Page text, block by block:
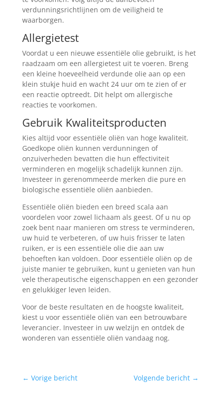
verdunningsrichtlijnen om de veiligheid te
waarborgen.
Allergietest
Voordat u een nieuwe essentiële olie gebruikt, is het
raadzaam om een allergietest uit te voeren. Breng
een kleine hoeveelheid verdunde olie aan op een
klein stukje huid en wacht 24 uur om te zien of er
een reactie optreedt. Dit helpt om allergische
reacties te voorkomen.
Gebruik Kwaliteitsproducten
Kies altijd voor essentiële oliën van hoge kwaliteit.
Goedkope oliën kunnen verdunningen of
onzuiverheden bevatten die hun effectiviteit
verminderen en mogelijk schadelijk kunnen zijn.
Investeer in gerenommeerde merken die pure en
biologische essentiële oliën aanbieden.
Essentiële oliën bieden een breed scala aan
voordelen voor zowel lichaam als geest. Of u nu op
zoek bent naar manieren om stress te verminderen,
uw huid te verbeteren, of uw huis frisser te laten
ruiken, er is een essentiële olie die aan uw
behoeften kan voldoen. Door essentiële oliën op de
juiste manier te gebruiken, kunt u genieten van hun
vele therapeutische eigenschappen en een gezonder
en gelukkiger leven leiden.
Voor de beste resultaten en de hoogste kwaliteit,
kiest u voor essentiële oliën van een betrouwbare
leverancier. Investeer in uw welzijn en ontdek de
wonderen van essentiële oliën vandaag nog.
← Vorige bericht Volgende bericht →